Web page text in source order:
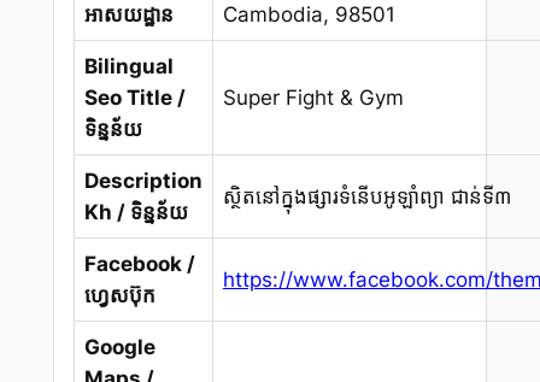
អាសយដ្ឋាន
Cambodia, 98501
Bilingual
Seo Title /
ទិន្នន័យ
Super Fight & Gym
Description
Kh / ទិន្នន័យ
ស្ថិតនៅក្នុងផ្សារទំនើបអូឡាំព្យា ជាន់ទី៣
Facebook /
ហ្វេសប៊ុក
https://www.facebook.com/
Google